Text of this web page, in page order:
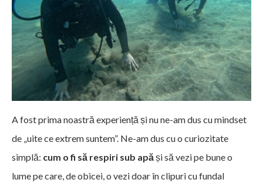
A fost prima noastră experiență și nu ne-am dus cu mindset
de „uite ce extrem suntem”. Ne-am dus cu o curiozitate
simplă: cum o fi să respiri sub apăși să vezi pe bune o
lume pe care, de obicei, o vezi doar în clipuri cu fundal